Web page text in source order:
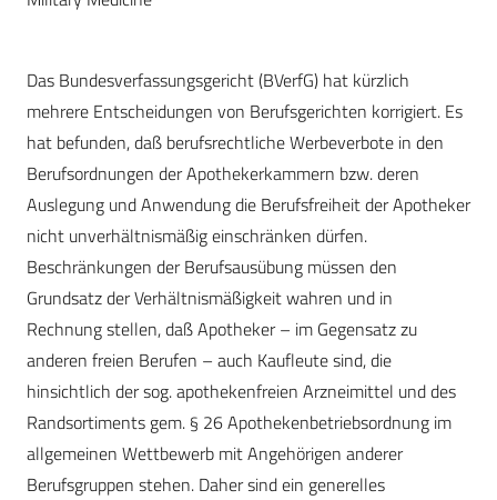
Das Bundesverfassungsgericht (BVerfG) hat kürzlich
mehrere Entscheidungen von Berufsgerichten korrigiert. Es
hat befunden, daß berufsrechtliche Werbeverbote in den
Berufsordnungen der Apothekerkammern bzw. deren
Auslegung und Anwendung die Berufsfreiheit der Apotheker
nicht unverhältnismäßig einschränken dürfen.
Beschränkungen der Berufsausübung müssen den
Grundsatz der Verhältnismäßigkeit wahren und in
Rechnung stellen, daß Apotheker – im Gegensatz zu
anderen freien Berufen – auch Kaufleute sind, die
hinsichtlich der sog. apothekenfreien Arzneimittel und des
Randsortiments gem. § 26 Apothekenbetriebsordnung im
allgemeinen Wettbewerb mit Angehörigen anderer
Berufsgruppen stehen. Daher sind ein generelles